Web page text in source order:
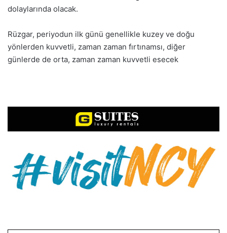
dolaylarında olacak.
Rüzgar, periyodun ilk günü genellikle kuzey ve doğu
yönlerden kuvvetli, zaman zaman fırtınamsı, diğer
günlerde de orta, zaman zaman kuvvetli esecek